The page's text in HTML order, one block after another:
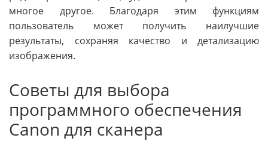
многое другое. Благодаря этим функциям
пользователь может получить наилучшие
результаты, сохраняя качество и детализацию
изображения.
Советы для выбора
программного обеспечения
Canon для сканера